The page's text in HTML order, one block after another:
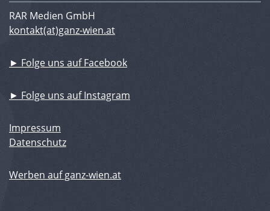
RAR Medien GmbH
kontakt(at)ganz-wien.at
► Folge uns auf Facebook
► Folge uns auf Instagram
Impressum
Datenschutz
Werben auf ganz-wien.at